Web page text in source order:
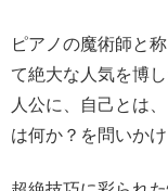
ピアノの魔術師と
て絶大な人気を博
人公に、自己とは
は何か？を問いか